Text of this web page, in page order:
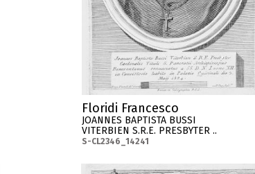
Floridi Francesco
JOANNES BAPTISTA BUSSI
VITERBIEN S.R.E. PRESBYTER ..
S-CL2346_14241